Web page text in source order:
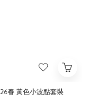
26春 黃色小波點套裝